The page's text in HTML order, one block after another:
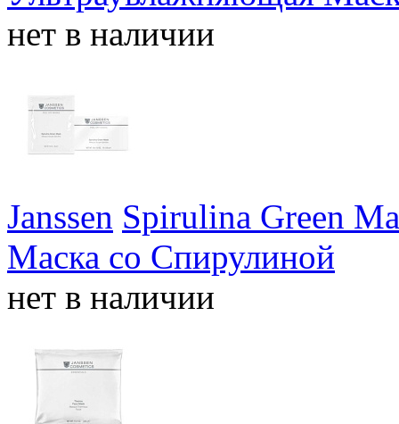
нет в наличии
Janssen Spirulina Green
Маска со Спирулиной
нет в наличии